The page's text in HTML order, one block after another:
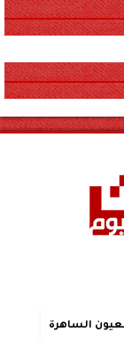
الساهرة